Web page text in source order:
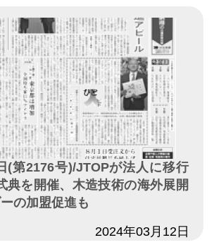
(第2176号)/JTOPが法人に移行
典を開催、木造技術の海外展開
の加盟促進も
2024年03月12日